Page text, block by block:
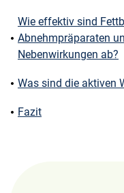
Wie effektiv sind
Abnehmpräparaten
Nebenwirkungen ab?
Was sind die aktiven
Fazit